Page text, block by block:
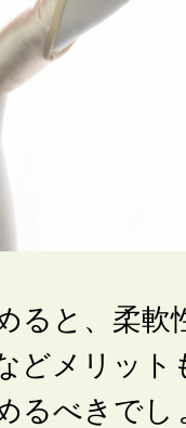
ると、柔軟
どメリット
るべきでし